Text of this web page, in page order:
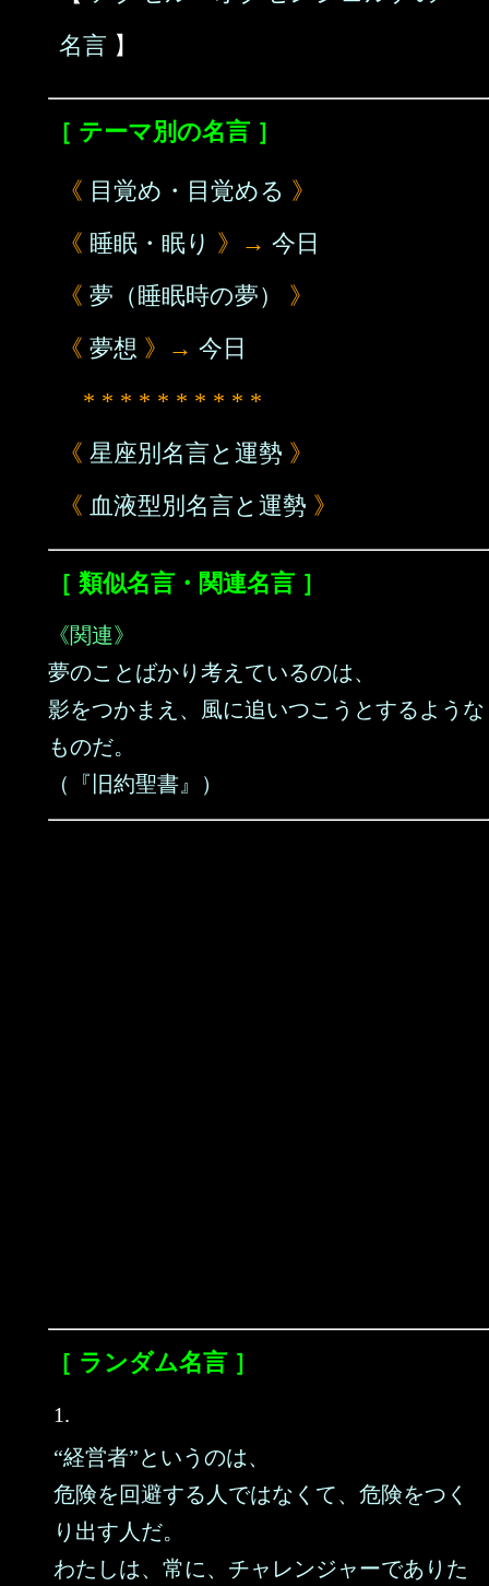
名言 】
［ テーマ別の名言 ］
《 目覚め・目覚める 》
《 睡眠・眠り 》→ 今日
《 夢（睡眠時の夢）
》
《 夢想 》→ 今日
* * * * * * * * * *
《 星座別名言と運勢 》
《 血液型別名言と運勢 》
［ 類似名言・関連名言 ］
《関連》
夢のことばかり考えているのは、
影をつかまえ、風に追いつこうとするような
ものだ。
（『旧約聖書』）
［ ランダム名言 ］
1.
“経営者”というのは、
危険を回避する人ではなくて、危険をつく
り出す人だ。
わたしは、常に、チャレンジャーでありた